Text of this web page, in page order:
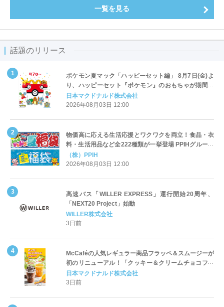
一覧を見る
話題のリリース
ポケモン夏マック「ハッピーセット編」 8月7日(金)よ
り、ハッピーセット『ポケモン』のおもちゃが期間限
定登場
日本マクドナルド株式会社
2026年08月03日 12:00
物価高に応える生活応援とワクワクを両立！食品・衣
料・生活用品など全222種類が一挙登場 PPIHグループ
「夏福袋」＆セール 8月6日(木)より順次スタート
（株）PPIH
2026年08月03日 12:00
高速バス「WILLER EXPRESS」運行開始20周年、
「NEXT20 Project」始動
WILLER株式会社
3日前
McCaféの人気レギュラー商品フラッペ＆スムージーが
初のリニューアル！「クッキー＆クリームチョコフラ
ッペ」「マンゴースムージー」8月5日（水）から販売
開始
日本マクドナルド株式会社
3日前